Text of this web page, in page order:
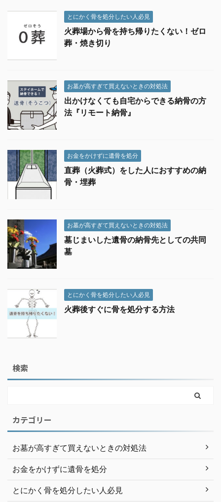
とにかく骨を処分したい人必見
火葬場から骨を持ち帰りたくない！ゼロ
葬・焼き切り
お墓が高すぎて買えないときの対処法
出かけなくても自宅からできる納骨の方
法『リモート納骨』
お金をかけずに遺骨を処分
直葬（火葬式）をした人におすすめの納
骨・埋葬
お墓が高すぎて買えないときの対処法
墓じまいした遺骨の納骨先としての共同
墓
とにかく骨を処分したい人必見
火葬後すぐに骨を処分する方法
検索
カテゴリー
お墓が高すぎて買えないときの対処法
お金をかけずに遺骨を処分
とにかく骨を処分したい人必見